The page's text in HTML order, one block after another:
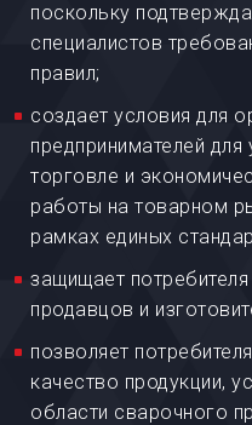
поскольку
специалистов
правил;
создает условия для
предпринимателей
торговле и
работы на товарном
рамках единых
защищает
продавцов и
позволяет
качество продукции,
области сварочного